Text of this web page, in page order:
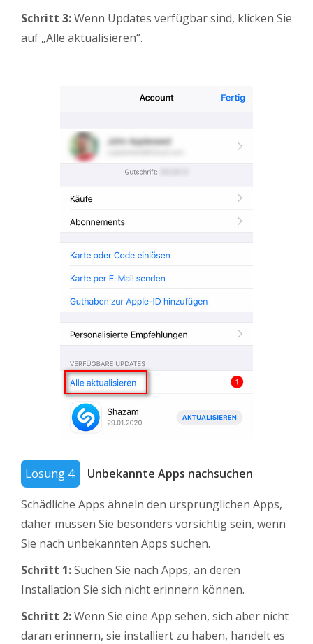
Schritt 3:Wenn Updates verfügbar sind, klicken Sie
auf „Alle aktualisieren“.
Lösung 4:
Unbekannte Apps nachsuchen
Schädliche Apps ähneln den ursprünglichen Apps,
daher müssen Sie besonders vorsichtig sein, wenn
Sie nach unbekannten Apps suchen.
Schritt 1:Suchen Sie nach Apps, an deren
Installation Sie sich nicht erinnern können.
Schritt 2:Wenn Sie eine App sehen, sich aber nicht
daran erinnern, sie installiert zu haben, handelt es